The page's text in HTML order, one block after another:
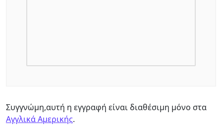
Συγγνώμη,αυτή η εγγραφή είναι διαθέσιμη μόνο στα
Αγγλικά Αμερικής.